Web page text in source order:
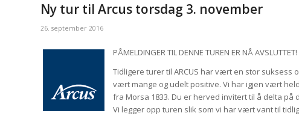
Ny tur til Arcus torsdag 3. november
26. september 2016
PÅMELDINGER TIL DENNE TUREN ER NÅ AVSLUTTET!
Tidligere turer til ARCUS har vært en stor suksess
vært mange og udelt positive. Vi har igjen vært
fra Morsa 1833. Du er herved invitert til å delta på
Vi legger opp turen slik som vi har vært vant til